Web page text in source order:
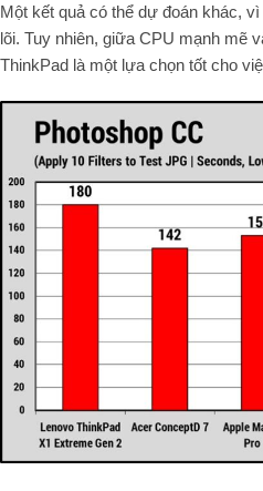
Một kết quả có thể dự đoán khác,
lõi. Tuy nhiên, giữa CPU mạnh mẽ
ThinkPad là một lựa chọn tốt cho